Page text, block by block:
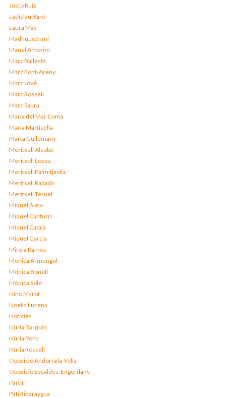
Justo Ruiz
Ladislau Baró
Laura Mas
Madhu Jethani
Manel Amorim
Marc Ballestà
Marc Font-Areny
Marc Jové
Marc Rossell
Marc Saura
Maria del Mar Coma
Maria Martisella
Marta Guilemany
Meritxell Alcobé
Meritxell López
Meritxell Palmitjavila
Meritxell Rabadà
Meritxell Teruel
Miquel Aleix
Miquel Canturri
Miquel Català
Miquel Garcia
Mireia Ramos
Mònica Armengol
Mònica Bonell
Mònica Solé
Nino Marot
Noelia Lucena
Notícies
Núria Barquín
Núria Pons
Núria Rossell
Oposició Andorra la Vella
Oposició Escaldes-Engordany
Partit
Pati Riberaygua